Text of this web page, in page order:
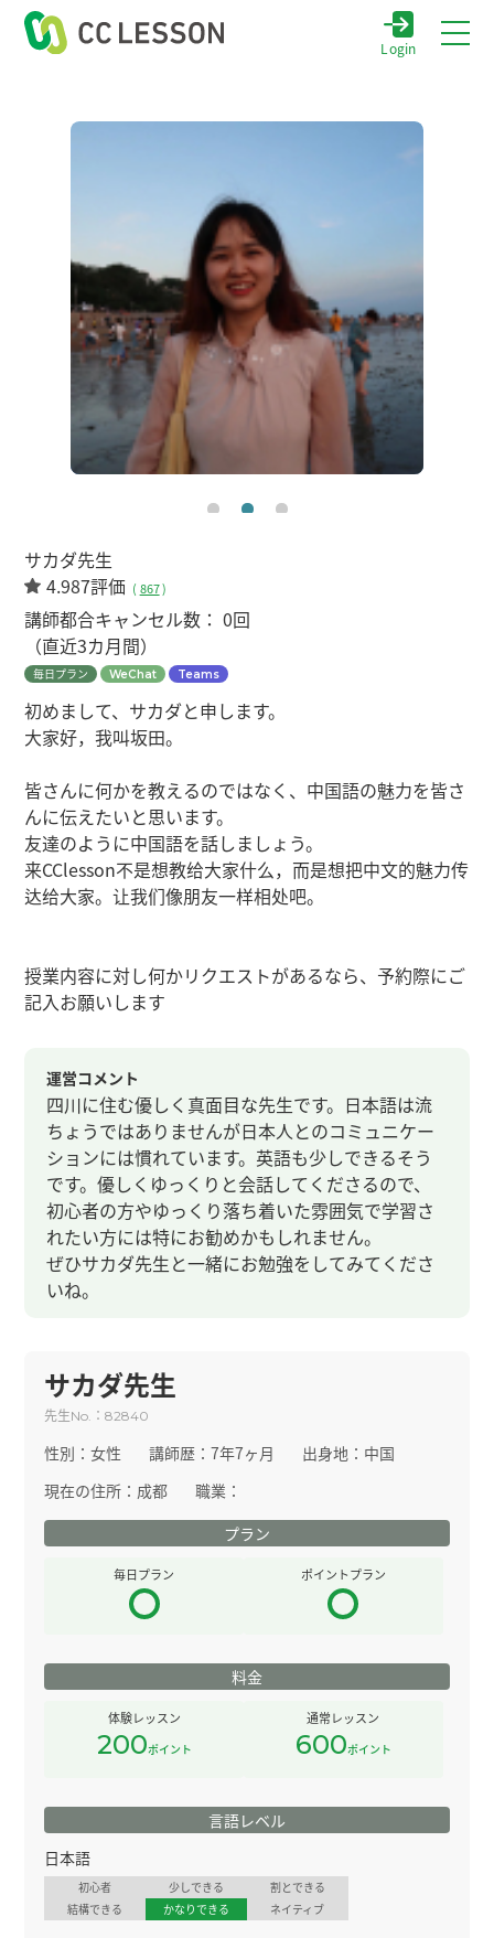
Login
サカダ先生
4.987評価 ( 867)
講師都合キャンセル数：0回
（直近3カ月間）
毎日プラン WeChat Teams
初めまして、サカダと申します。
大家好，我叫坂田。
皆さんに何かを教えるのではなく、中国語の魅力を皆さ
んに伝えたいと思います。
友達のように中国語を話しましょう。
来CClesson不是想教给大家什么，而是想把中文的魅力传
达给大家。让我们像朋友一样相处吧。
授業内容に対し何かリクエストがあるなら、予約際にご
記入お願いします
運営コメント
四川に住む優しく真面目な先生です。日本語は流
ちょうではありませんが日本人とのコミュニケー
ションには慣れています。英語も少しできるそう
です。優しくゆっくりと会話してくださるので、
初心者の方やゆっくり落ち着いた雰囲気で学習さ
れたい方には特にお勧めかもしれません。
ぜひサカダ先生と一緒にお勉強をしてみてくださ
いね。
サカダ先生
先生No. ：82840
性別：女性 講師歴：7年7ヶ月 出身地： 中国
現在の住所： 成都
職業：
プラン
毎日プラン ポイントプラン
料金
体験レッスン
200ポイント
通常レッスン
600ポイント
言語レベル
日本語
初心者 少しできる
割とできる
結構できる
かなりできる ネイティブ